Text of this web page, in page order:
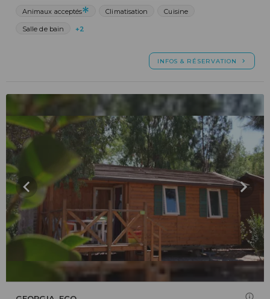
Animaux acceptés Climatisation Cuisine
Salle de bain +2
INFOS & RÉSERVATION